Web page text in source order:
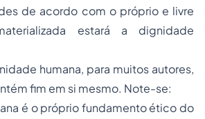
de acordo com o próprio e livre
estará a dignidade
humana, para muitos autores,
fim em si mesmo. Note-se:
é o próprio fundamento ético do